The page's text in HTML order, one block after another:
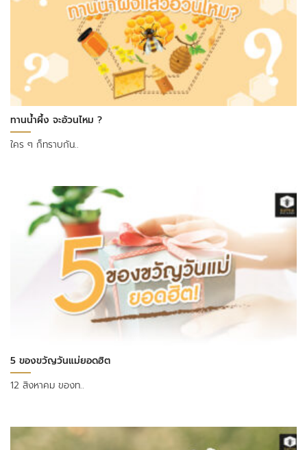
ทานน้ำผึ้ง จะอ้วนไหม ?
ใคร ๆ ก็ทราบกัน..
5 ของขวัญวันแม่ยอดฮิต
12 สิงหาคม ของท..